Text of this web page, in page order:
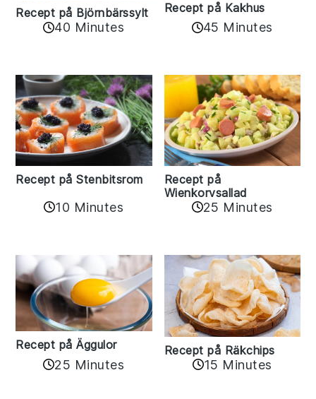
Recept på Björnbärssylt
40 Minutes
Recept på Kakhus
45 Minutes
Recept på Stenbitsrom
10 Minutes
Recept på
Wienkorvsallad
25 Minutes
Recept på Äggulor
25 Minutes
Recept på Räkchips
15 Minutes